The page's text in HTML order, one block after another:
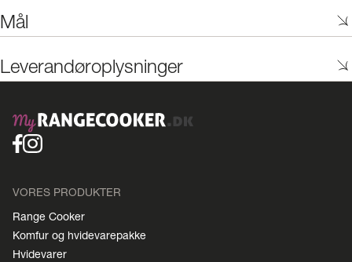
Mål
Leverandøroplysninger
VORES PRODUKTER
Range Cooker
Komfur og hvidevarepakke
Hvidevarer